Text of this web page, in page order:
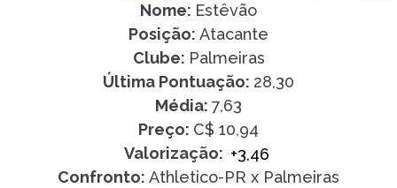
Nome: Estêvão
Posição: Atacante
Clube: Palmeiras
Última Pontuação: 28,30
Média: 7,63
Preço: C$ 10,94
Valorização: +3,46
Confronto: Athletico-PR x Palmeiras